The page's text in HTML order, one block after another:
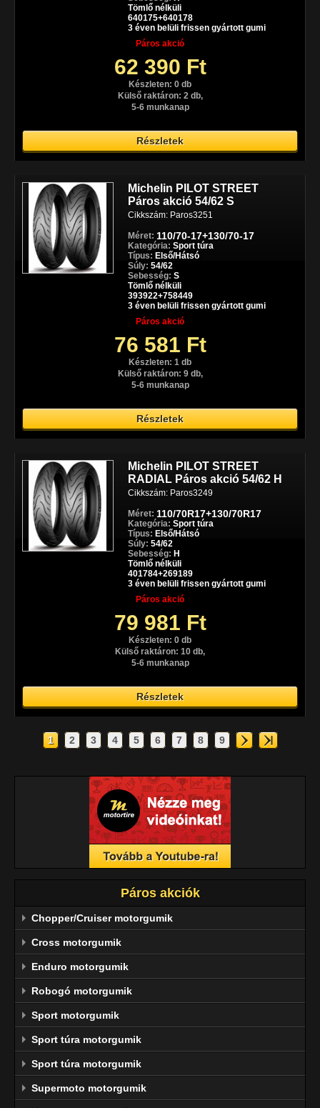
Tömlő nélküli
640175+640178
3 éven belüli frissen gyártott gumi
Páros akció
62 390 Ft
Készleten: 0 db
Külső raktáron: 2 db,
5-6 munkanap
Részletek
Michelin PILOT STREET
Páros akció 54/62 S
Cikkszám: Paros3251
Méret: 110/70-17+130/70-17
Kategória: Sport túra
Típus: Első/Hátsó
Súly: 54/62
Sebesség: S
Tömlő nélküli
393922+758449
3 éven belüli frissen gyártott gumi
Páros akció
76 581 Ft
Készleten: 1 db
Külső raktáron: 9 db,
5-6 munkanap
Részletek
Michelin PILOT STREET
RADIAL Páros akció 54/62 H
Cikkszám: Paros3249
Méret: 110/70R17+130/70R17
Kategória: Sport túra
Típus: Első/Hátsó
Súly: 54/62
Sebesség: H
Tömlő nélküli
401784+269189
3 éven belüli frissen gyártott gumi
Páros akció
79 981 Ft
Készleten: 0 db
Külső raktáron: 10 db,
5-6 munkanap
Részletek
1 2 3 4 5 6 7 8 9
Páros akciók
Chopper/Cruiser motorgumik
Cross motorgumik
Enduro motorgumik
Robogó motorgumik
Sport motorgumik
Sport túra motorgumik
Sport túra motorgumik
Supermoto motorgumik